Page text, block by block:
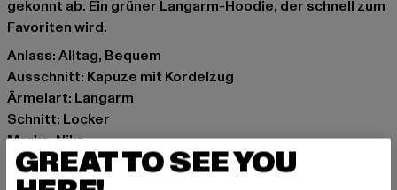
gekonnt ab. Ein grüner Langarm-Hoodie, der schnell zum
Favoriten wird.
Anlass: Alltag, Bequem
Ausschnitt: Kapuze mit Kordelzug
Ärmelart: Langarm
Schnitt: Locker
Marke: Nike
Kat.: Hoodies
Farbe: grün
GREAT TO SEE YOU